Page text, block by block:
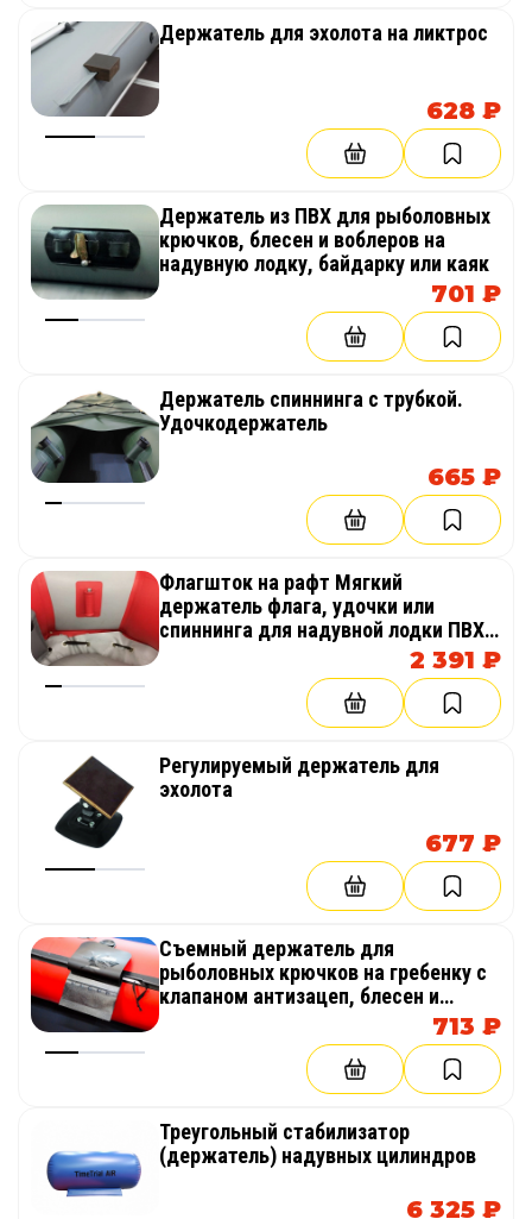
по СПб, Москве и всей России.
Повышенная прочность и термостойкость
продукции достигается за счёт использования
оборудования ПВХ-сварки горячим воздухом.
двухместная,одноместная из ПВХмодели
данной лодки.
Держатель для эхолота на ликтрос
628 ₽
Держатель из ПВХ для рыболовных
крючков, блесен и воблеров на
надувную лодку, байдарку или каяк
701 ₽
Держатель спиннинга с трубкой.
Удочкодержатель
665 ₽
Флагшток на рафт Мягкий
держатель флага, удочки или
спиннинга для надувной лодки ПВХ,
2 391 ₽
Регулируемый держатель для
эхолота
677 ₽
Съемный держатель для
рыболовных крючков на гребенку с
клапаном антизацеп, блесен и
байдарку или каяк
713 ₽
Треугольный стабилизатор
(держатель) надувных цилиндров
6 325 ₽